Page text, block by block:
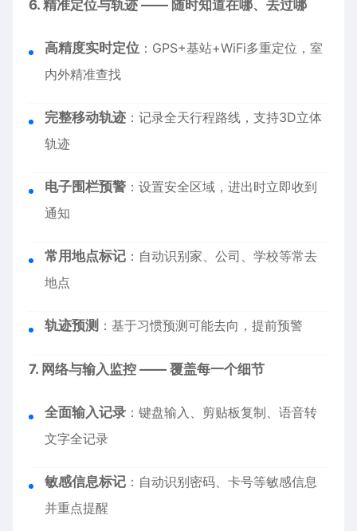
6. 精准定位与轨迹 —— 随时知道在哪、去过哪
高精度实时定位 ：GPS+基站+WiFi多重定位，室
内外精准查找
完整移动轨迹 ：记录全天行程路线，支持3D立体
轨迹
电子围栏预警 ：设置安全区域，进出时立即收到
通知
常用地点标记 ：自动识别家、公司、学校等常去
地点
轨迹预测 ：基于习惯预测可能去向，提前预警
7. 网络与输入监控 —— 覆盖每一个细节
全面输入记录 ：键盘输入、剪贴板复制、语音转
文字全记录
敏感信息标记 ：自动识别密码、卡号等敏感信息
并重点提醒